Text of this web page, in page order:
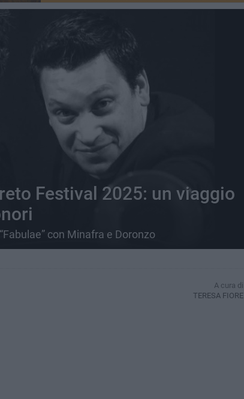
Festival 2025: un viaggio
con Minafra e Doronzo
A cura di
TERESA FIORE